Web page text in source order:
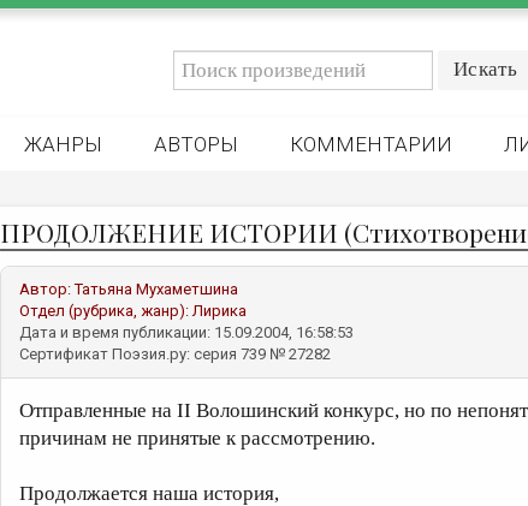
ЖАНРЫ АВТОРЫ КОММЕНТАРИИ
ПРОДОЛЖЕНИЕ ИСТОРИИ
Автор:Татьяна Мухаметшина
Отдел (рубрика, жанр):Лирика
Дата и время публикации: 15.09.2004, 16:58:53
Сертификат Поэзия.ру: серия 739 № 27282
Отправленные на II Волошинский конкурс, но по
причинам не принятые к рассмотрению.
Продолжается наша история,